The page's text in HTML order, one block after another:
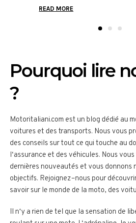
READ MORE
Pourquoi lire
?
Motoritaliani.com est un blog dédié au m
voitures et des transports. Nous vous
des conseils surtout ce qui touche au
l‘assurance et des véhicules. Nous vous
dernières nouveautés et vous donnons
objectifs. Rejoignez–nous pourdécouv
savoirsurle monde de la moto, des vo
Il n‘y a rien de tel que la sensation de